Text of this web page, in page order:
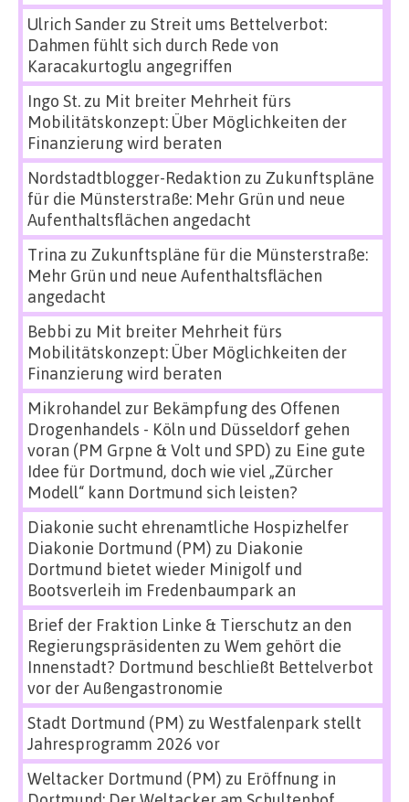
Ulrich Sanderzu Streit ums Bettelverbot:
Dahmen fühlt sich durch Rede von
Karacakurtoglu angegriffen
Ingo St.zu Mit breiter Mehrheit fürs
Mobilitätskonzept: Über Möglichkeiten der
Finanzierung wird beraten
Nordstadtblogger-Redaktion zu Zukunftspläne
für die Münsterstraße: Mehr Grün und neue
Aufenthaltsflächen angedacht
Trina zu Zukunftspläne für die Münsterstraße:
Mehr Grün und neue Aufenthaltsflächen
angedacht
Bebbi zu Mit breiter Mehrheit fürs
Mobilitätskonzept: Über Möglichkeiten der
Finanzierung wird beraten
Mikrohandel zur Bekämpfung des Offenen
Drogenhandels - Köln und Düsseldorf gehen
voran (PM Grpne & Volt und SPD) zu Eine gute
Idee für Dortmund, doch wie viel „Zürcher
Modell“ kann Dortmund sich leisten?
Diakonie sucht ehrenamtliche Hospizhelfer
Diakonie Dortmund (PM) zu Diakonie
Dortmund bietet wieder Minigolf und
Bootsverleih im Fredenbaumpark an
Brief der Fraktion Linke & Tierschutz an den
Regierungspräsidenten zu Wem gehört die
Innenstadt? Dortmund beschließt Bettelverbot
vor der Außengastronomie
Stadt Dortmund (PM) zu Westfalenpark stellt
Jahresprogramm 2026 vor
Weltacker Dortmund (PM) zu Eröffnung in